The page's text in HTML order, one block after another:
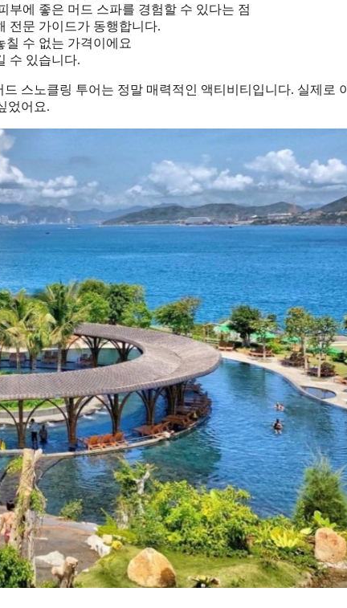
부에 좋은 머드 스파를 경험할 수 있다는 점
전문 가이드가 동행합니다.
칠 수 없는 가격이에요
수 있습니다.
스노클링 투어는 정말 매력적인 액티비티입니다. 실제로 이
었어요.